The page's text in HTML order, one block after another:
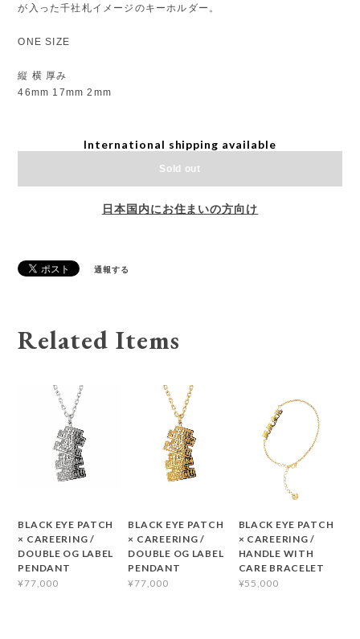
が入った千社札イメージのキーホルダー。
ONE SIZE
縦 横 厚み
46mm 17mm 2mm
International shipping available
Sold out
日本国内にお住まいの方向け
通報する
Related Items
BLACK EYE PATCH
× CAREERING /
DOUBLE OG LABEL
PENDANT
¥77,000
BLACK EYE PATCH
× CAREERING /
DOUBLE OG LABEL
PENDANT
¥77,000
BLACK EYE PATCH
× CAREERING /
HANDLE WITH
CARE BRACELET
¥55,000